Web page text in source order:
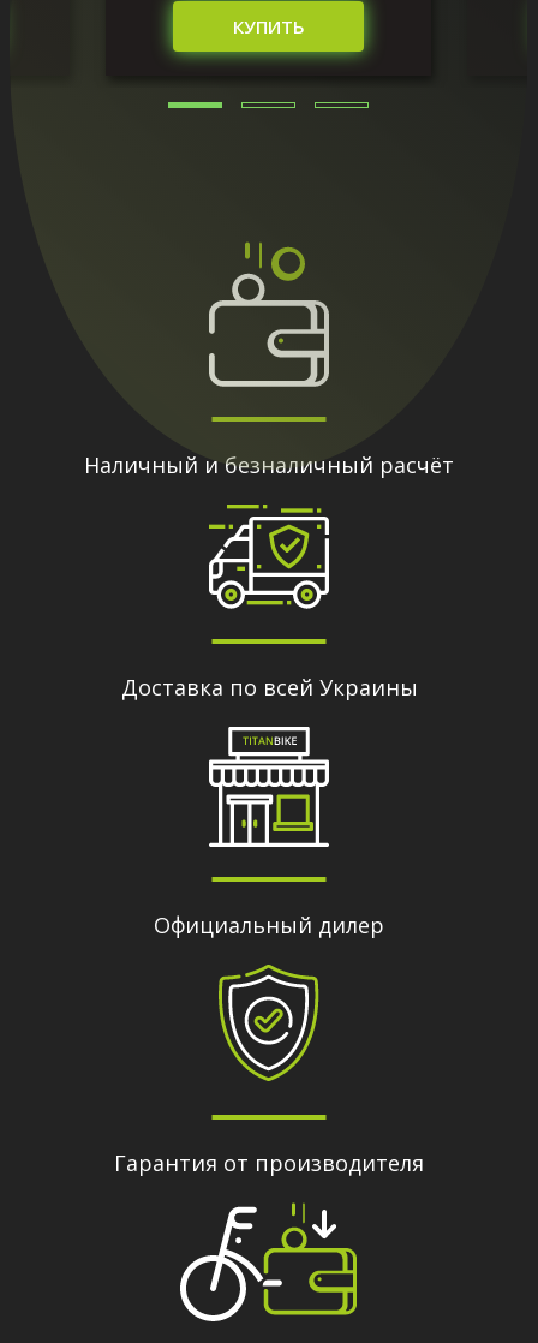
КУПИТЬ
Наличный и безналичный расчёт
Доставка по всей Украины
Официальный дилер
Гарантия от производителя